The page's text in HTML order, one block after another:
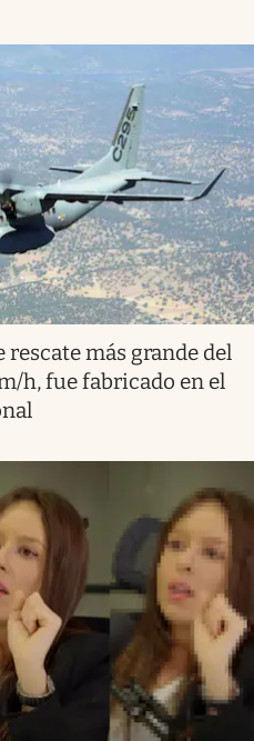
rescate más grande del
h, fue fabricado en el